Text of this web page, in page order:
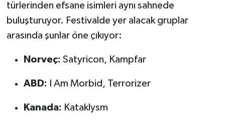
türlerinden efsane isimleri aynı sahnede
buluşturuyor. Festivalde yer alacak gruplar
arasında şunlar öne çıkıyor:
Norveç: Satyricon, Kampfar
ABD: I Am Morbid, Terrorizer
Kanada: Kataklysm